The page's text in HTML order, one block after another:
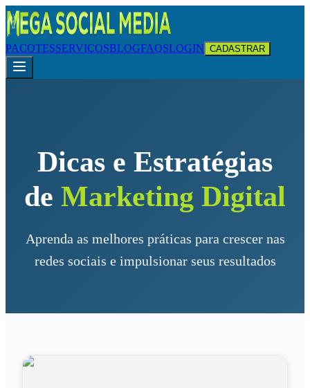
PACOTESSERVIÇOSBLOGFAQSLOGIN CADASTRAR
Dicas e Estratégias
de Marketing Digital
Aprenda as melhores práticas para crescer nas
redes sociais e impulsionar seus resultados